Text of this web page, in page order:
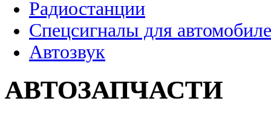
Радиостанции
Спецсигналы для
Автозвук
АВТОЗАПЧАСТИ